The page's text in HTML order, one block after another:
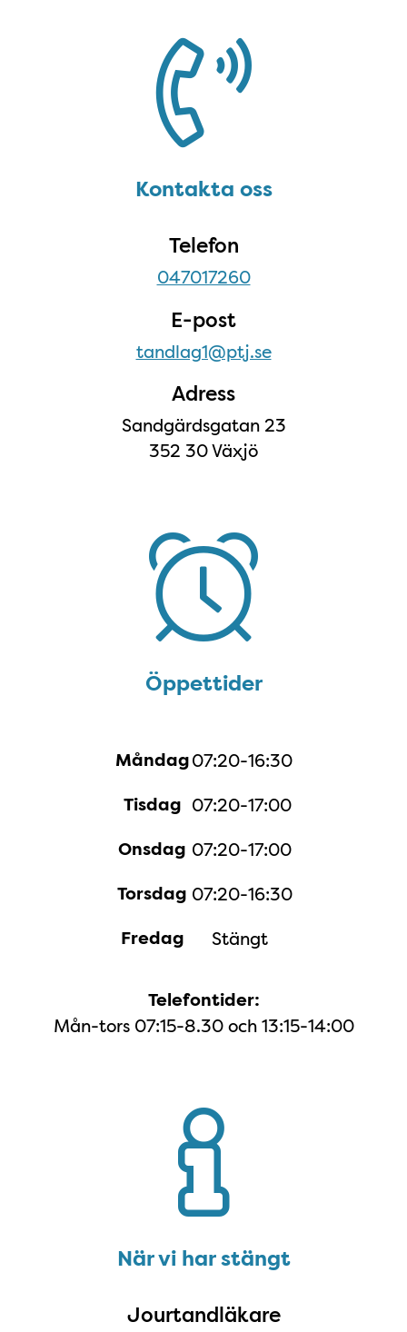
Kontakta oss
Telefon
047017260
E-post
tandlag1@ptj.se
Adress
Sandgärdsgatan 23
352 30 Växjö
Öppettider
Måndag07:20-16:30
Tisdag 07:20-17:00
Onsdag 07:20-17:00
Torsdag 07:20-16:30
Fredag Stängt
Telefontider:
Mån-tors 07:15-8.30 och 13:15-14:00
När vi har stängt
Jourtandläkare